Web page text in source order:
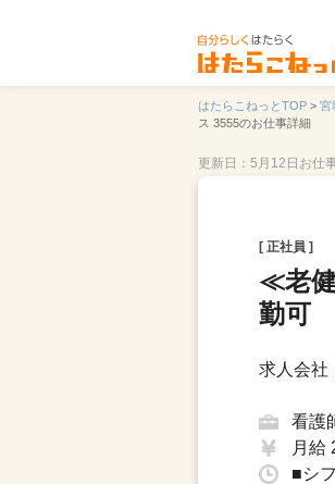
はたらこねっとTOP > 宮
ス 3555のお仕事詳細
更新日：5月12日 お仕
[ 正社員 ]
≪老
勤可
求人会
看護
月給
■シ